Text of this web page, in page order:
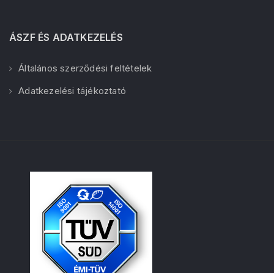
ÁSZF ÉS ADATKEZELÉS
Általános szerződési feltételek
Adatkezelési tájékoztató